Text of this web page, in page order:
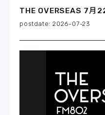
THE OVERSEAS 7月
2026-07-23